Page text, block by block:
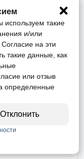
за м
используем такие
и/или
на эти
такие данные, как
или отзыв
определенные
Отклонить